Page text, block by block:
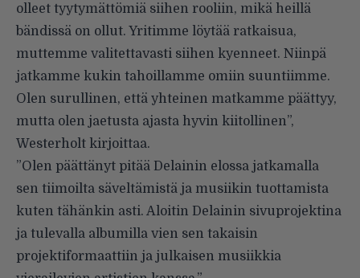
olleet tyytymättömiä siihen rooliin, mikä heillä
bändissä on ollut. Yritimme löytää ratkaisua,
muttemme valitettavasti siihen kyenneet. Niinpä
jatkamme kukin tahoillamme omiin suuntiimme.
Olen surullinen, että yhteinen matkamme päättyy,
mutta olen jaetusta ajasta hyvin kiitollinen”,
Westerholt kirjoittaa.
”Olen päättänyt pitää Delainin elossa jatkamalla
sen tiimoilta säveltämistä ja musiikin tuottamista
kuten tähänkin asti. Aloitin Delainin sivuprojektina
ja tulevalla albumilla vien sen takaisin
projektiformaattiin ja julkaisen musiikkia